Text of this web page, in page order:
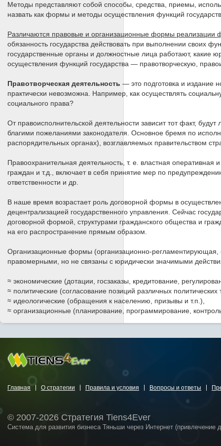
Методы представляют собой способы, средства, приемы,
назвать как формы и методы осуществления функций
Различаются правовые и организационные формы реализации
обязанность государства действовать при выполнении своих
государственные органы и должностные лица работают,
осуществления функций государства — правотворческую,
Правотворческая деятельность — это подготовка и издание
практически невозможна. Например, как осуществлять
социального права?
От правоисполнительской деятельности зависит тот факт,
благими пожеланиями законодателя. Основное бремя по
распорядительных органах), возглавляемых правительством
Правоохранительная деятельность, т. е. властная
граждан и т.д., включает в себя принятие мер по
ответственности и др.
В наше время возрастает роль договорной формы в
децентрализацией государственного управления. Сейчас
договорной формой, структурами гражданского общества и
на его распространение прямым образом.
Организационные формы (организационно-регламентирующая,
правомерными, но не связаны с юридически значимыми
≈ экономические (дотации, госзаказы, кредитование,
≈ политические (согласование позиций различных
≈ идеологические (обращения к населению, призывы и т.п.),
≈ организационные (планирование, программирование,
Главная О стратегии Правила и условия Вопросы и ответы
© 2007-2026 Стратегия Tiens4Ever
Система для развития бизнеса Тяньши через Интернет (привлечение